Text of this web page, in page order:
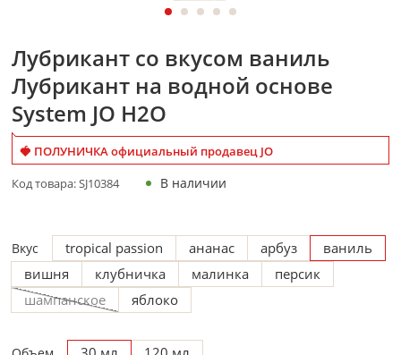
Лубрикант со вкусом ваниль
Лубрикант на водной основе
System JO H2O
🍓 ПОЛУНИЧКА официальный продавец JO
Код товара:SJ10384 В наличии
Вкус tropical passion ананас арбуз
ваниль
вишня
клубничка малинка
персик
шампанское
яблоко